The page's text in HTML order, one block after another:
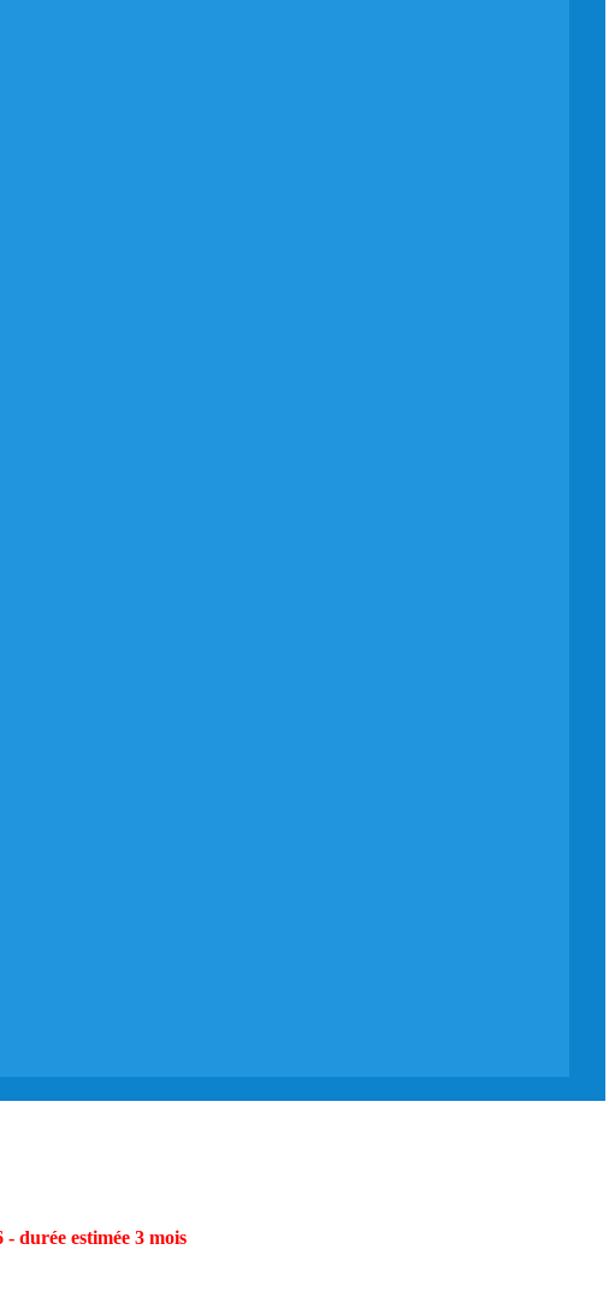
durée estimée 3 mois